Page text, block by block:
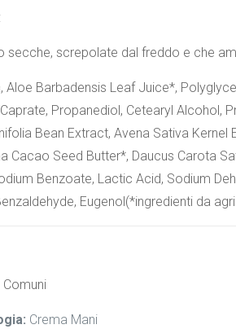
secche, screpolate dal freddo e che
Aloe Barbadensis Leaf Juice*,
Propanediol, Cetearyl Alcohol,
Bean Extract, Avena Sativa
Cacao Seed Butter*, Daucus Carota
Benzoate, Lactic Acid, Sodium
Eugenol(*ingredienti da
Crema Mani